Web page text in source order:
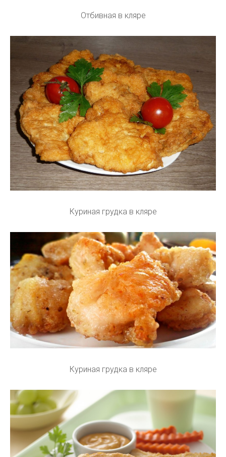
Отбивная в кляре
Куриная грудка в кляре
Куриная грудка в кляре